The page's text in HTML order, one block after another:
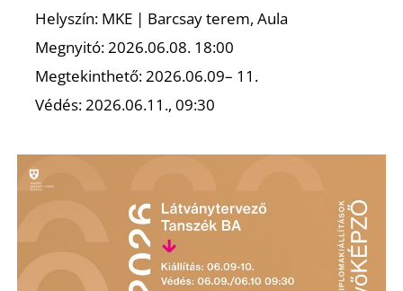
Helyszín: MKE | Barcsay terem, Aula
Megnyitó: 2026.06.08. 18:00
Megtekinthető: 2026.06.09– 11.
Védés: 2026.06.11., 09:30